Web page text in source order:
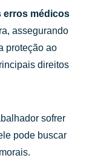
erros médicos
assegurando
proteção ao
direitos
sofrer
pode buscar